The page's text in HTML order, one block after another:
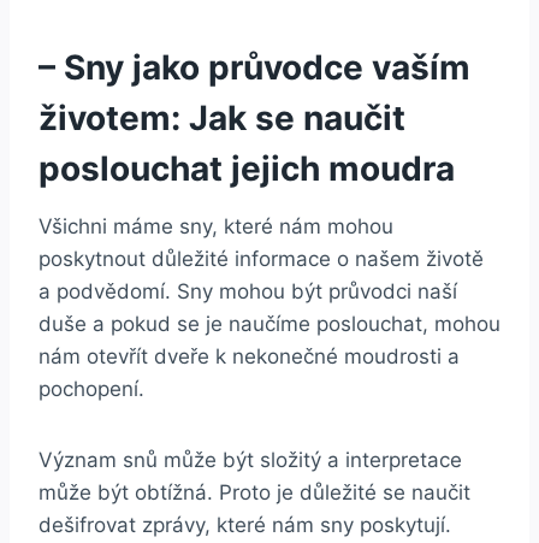
– Sny jako průvodce vaším
životem:⁤ Jak se naučit
poslouchat jejich moudra
Všichni máme sny, které nám mohou
poskytnout​ důležité informace o našem ⁣životě
a podvědomí.‌ Sny‍ mohou⁣ být ​průvodci ‌naší
⁤duše a pokud se je naučíme poslouchat, mohou
​nám otevřít ‌dveře k nekonečné moudrosti a
pochopení.
Význam snů⁣ může ​být⁤ složitý a interpretace
může být ‍obtížná. Proto​ je důležité se naučit
dešifrovat zprávy, ​které ‍nám ⁣sny poskytují. ​